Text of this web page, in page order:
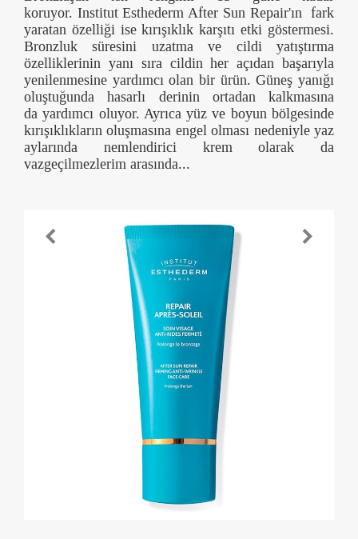
koruyor. Institut Esthederm After Sun Repair'ın fark
yaratan özelliği ise kırışıklık karşıtı etki göstermesi.
Bronzluk süresini uzatma ve cildi yatıştırma
özelliklerinin yanı sıra cildin her açıdan başarıyla
yenilenmesine yardımcı olan bir ürün. Güneş yanığı
oluştuğunda hasarlı derinin ortadan kalkmasına
da yardımcı oluyor. Ayrıca yüz ve boyun bölgesinde
kırışıklıkların oluşmasına engel olması nedeniyle yaz
aylarında nemlendirici krem olarak da
vazgeçilmezlerim arasında...